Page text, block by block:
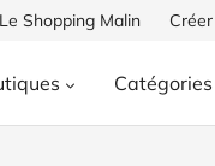
Shopping Malin
Catégories